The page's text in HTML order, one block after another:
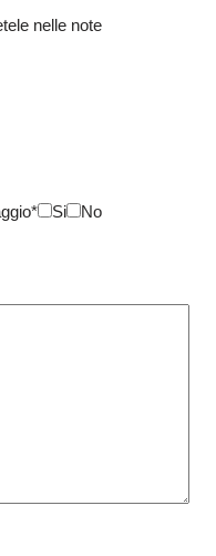
nelle note
Si No